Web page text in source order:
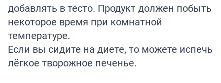
добавлять в тесто. Продукт должен побыть
некоторое время при комнатной
температуре.
Если вы сидите на диете, то можете испечь
лёгкое творожное печенье.